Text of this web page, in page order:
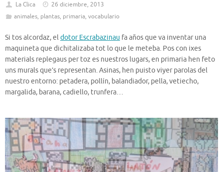
La Clica
26 diciembre, 2013
animales, plantas, primaria, vocabulario
Si tos alcordaz, eldotor Escrabazinau fa años que va inventar una
maquineta que dichitalizaba tot lo que le meteba. Pos con ixes
materials replegaus per toz es nuestros lugars, en primaria hen feto
uns murals que’s representan. Asinas, hen puisto viyer parolas del
nuestro entorno: petadera, pollín, balandiador, pella, vetiecho,
margalida, barana, cadiello, trunfera…